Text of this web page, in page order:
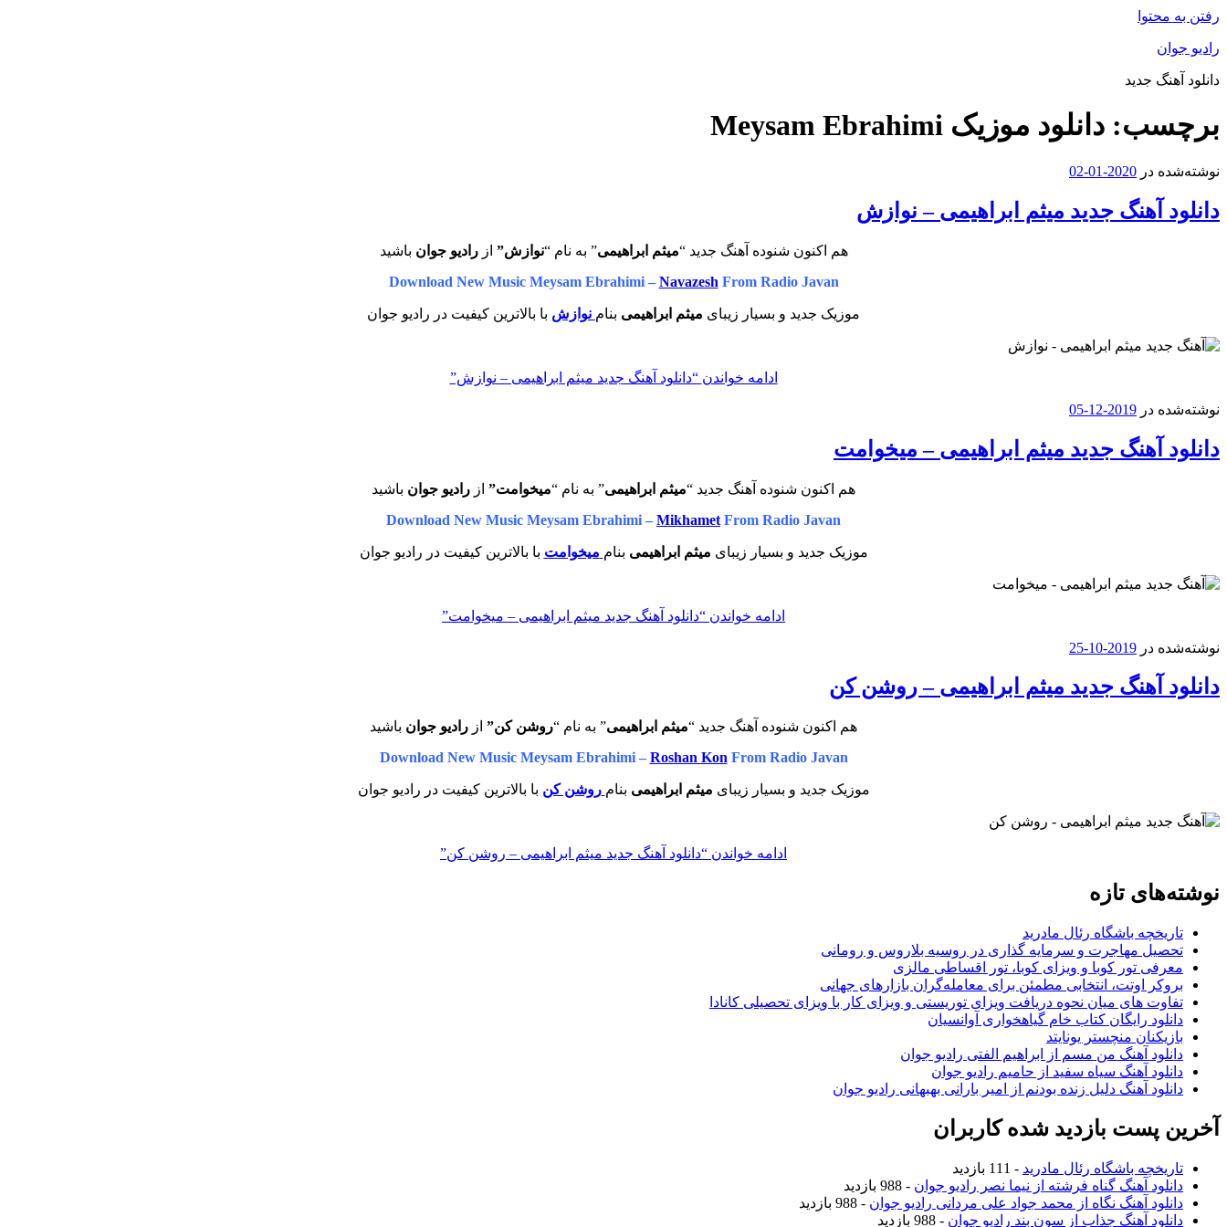
رفتن به محتوا
رادیو جوان
دانلود آهنگ جدید
برچسب: دانلود موزیک Meysam Ebrahimi
نوشته‌شده در 2020-01-02
دانلود آهنگ جدید میثم ابراهیمی – نوازش
هم اکنون شنوده آهنگ جدید “میثم ابراهیمی” به نام “نوازش” ازرادیو جوان باشید
Download New Music Meysam Ebrahimi – Navazesh From Radio Javan
موزیک جدید و بسیار زیبای میثم ابراهیمی بنام نوازش با بالاترین کیفیت در رادیو جوان
ادامه خواندن “دانلود آهنگ جدید میثم ابراهیمی – نوازش”
نوشته‌شده در 2019-12-05
دانلود آهنگ جدید میثم‌ ابراهیمی – میخوامت
هم اکنون شنوده آهنگ جدید “میثم ابراهیمی” به نام “میخوامت” از رادیو جوان باشید
Download New Music Meysam Ebrahimi – Mikhamet From Radio Javan
موزیک جدید و بسیار زیبای میثم ابراهیمی بنام میخوامت با بالاترین کیفیت در رادیو جوان
ادامه خواندن “دانلود آهنگ جدید میثم‌ ابراهیمی – میخوامت”
نوشته‌شده در 2019-10-25
دانلود آهنگ جدید میثم ابراهیمی – روشن کن
هم اکنون شنوده آهنگ جدید “میثم ابراهیمی” به نام “روشن کن” از رادیو جوان باشید
Download New Music Meysam Ebrahimi – Roshan Kon From Radio Javan
موزیک جدید و بسیار زیبای میثم ابراهیمی بنام روشن کن با بالاترین کیفیت در رادیو جوان
ادامه خواندن “دانلود آهنگ جدید میثم ابراهیمی – روشن کن”
نوشته‌های تازه
تاریخچه باشگاه رئال مادرید
تحصیل مهاجرت و سرمایه گذاری در روسیه بلاروس و رومانی
معرفی تور کوبا و ویزای کوبا، تور اقساطی مالزی
بروکر اوتت، انتخابی مطمئن برای معامله‌گران بازارهای جهانی
تفاوت های میان نحوه دریافت ویزای توریستی و ویزای کار با ویزای تحصیلی کانادا
دانلود رایگان کتاب خام گیاهخواری آوانسیان
بازیکنان منچستر یونایتد
دانلود آهنگ من مسم از ابراهیم الفتی رادیو جوان
دانلود آهنگ سیاه سفید از حامیم رادیو جوان
دانلود آهنگ دلیل زنده بودنم از امیر بارانی بهبهانی رادیو جوان
آخرین پست بازدید شده کاربران
تاریخچه باشگاه رئال مادرید - 111 بازدید
دانلود آهنگ گناه فرشته از نیما نصر رادیو جوان - 988 بازدید
دانلود آهنگ نگاه از محمد جواد علی مردانی رادیو جوان - 988 بازدید
دانلود آهنگ جذاب از سون بند رادیو جوان - 988 بازدید